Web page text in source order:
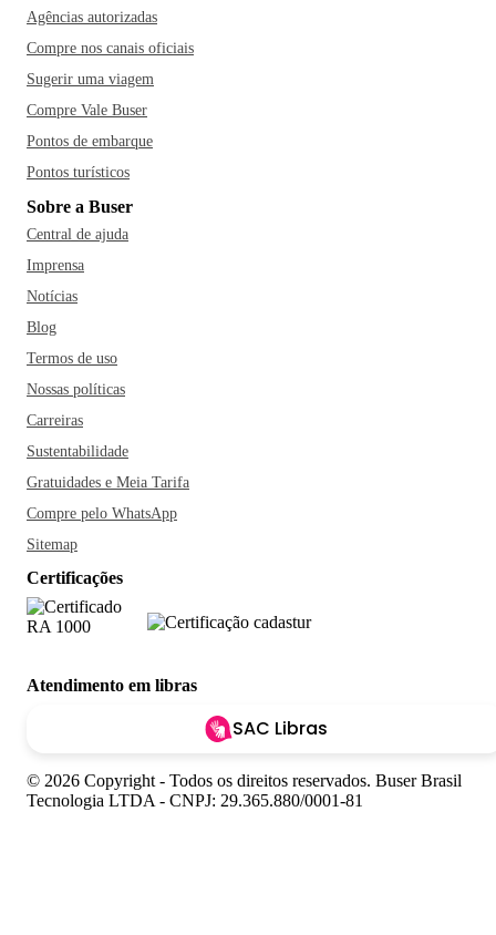
Agências autorizadas
Compre nos canais oficiais
Sugerir uma viagem
Compre Vale Buser
Pontos de embarque
Pontos turísticos
Sobre a Buser
Central de ajuda
Imprensa
Notícias
Blog
Termos de uso
Nossas políticas
Carreiras
Sustentabilidade
Gratuidades e Meia Tarifa
Compre pelo WhatsApp
Sitemap
Certificações
Atendimento em libras
SAC Libras
© 2026 Copyright - Todos os direitos reservados. Buser Brasil
Tecnologia LTDA - CNPJ: 29.365.880/0001-81